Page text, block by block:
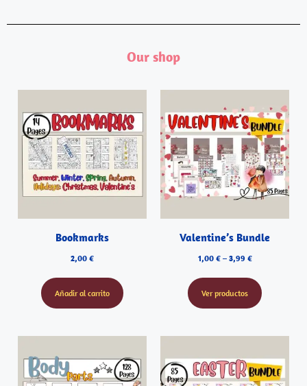
Our shop
Bookmarks
2,00 €
Añadir al carrito
Valentine’s Bundle
1,00 €– 3,99 €
Ver productos